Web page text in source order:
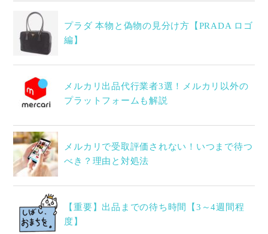
プラダ 本物と偽物の見分け方【PRADA ロゴ
編】
メルカリ出品代行業者3選！メルカリ以外の
プラットフォームも解説
メルカリで受取評価されない！いつまで待つ
べき？理由と対処法
【重要】出品までの待ち時間【3～4週間程
度】